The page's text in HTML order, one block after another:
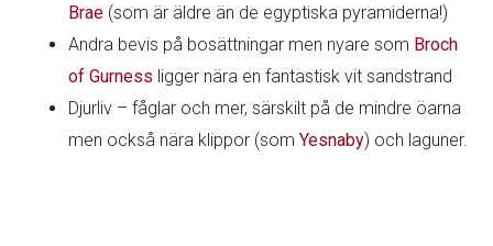
Brae (som är äldre än de egyptiska pyramiderna!)
Andra bevis på bosättningar men nyare som Broch
of Gurness ligger nära en fantastisk vit sandstrand
Djurliv – fåglar och mer, särskilt på de mindre öarna
men också nära klippor (somYesnaby) och laguner.